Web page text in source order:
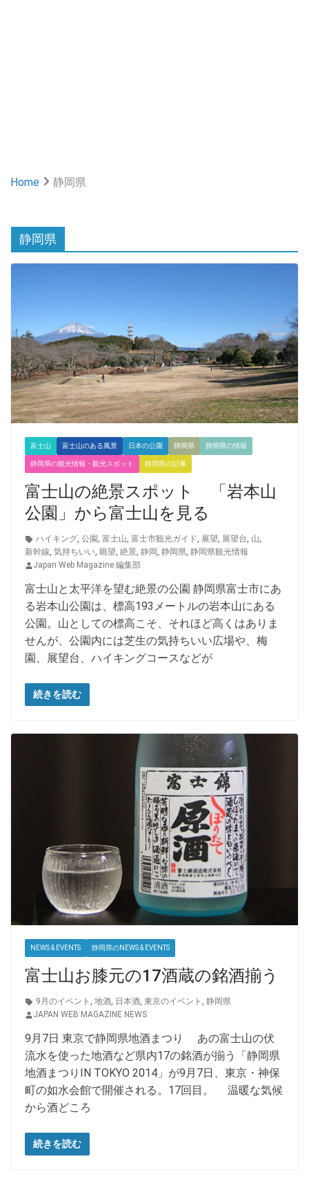
Home 静岡県
静岡県
富士山 富士山のある風景 日本の公園 静岡県 静岡県の情報
静岡県の観光情報・観光スポット 静岡県の記事
富士山の絶景スポット 「岩本山
公園」から富士山を見る
ハイキング, 公園, 富士山, 富士市観光ガイド, 展望, 展望台, 山,
新幹線, 気持ちいい, 眺望, 絶景, 静岡, 静岡県, 静岡県観光情報
Japan Web Magazine 編集部
富士山と太平洋を望む絶景の公園 静岡県富士市にあ
る岩本山公園は、標高193メートルの岩本山にある
公園。山としての標高こそ、それほど高くはありま
せんが、公園内には芝生の気持ちいい広場や、梅
園、展望台、ハイキングコースなどが
続きを読む
NEWS & EVENTS 静岡県のNEWS & EVENTS
富士山お膝元の17酒蔵の銘酒揃う
9月のイベント , 地酒, 日本酒, 東京のイベント , 静岡県
JAPAN WEB MAGAZINE NEWS
9月7日 東京で静岡県地酒まつり あの富士山の伏
流水を使った地酒など県内17の銘酒が揃う「静岡県
地酒まつりIN TOKYO 2014」が9月7日、東京・神保
町の如水会館で開催される。17回目。 温暖な気候
から酒どころ
続きを読む